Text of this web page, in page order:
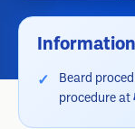
Beard
procedure at